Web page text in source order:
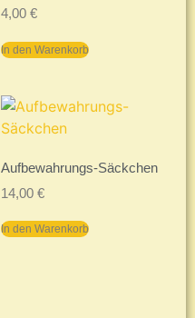
4,00 €
In den Warenkorb
Aufbewahrungs-Säckchen
14,00 €
In den Warenkorb